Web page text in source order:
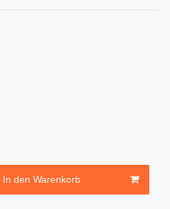
In den Warenkorb